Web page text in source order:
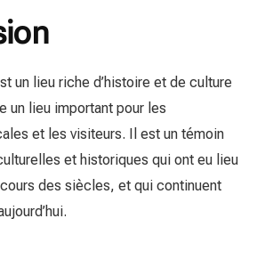
un lieu riche d’histoire et de culture
un lieu important pour les
et les visiteurs. Il est un témoin
et historiques qui ont eu lieu
des siècles, et qui continuent